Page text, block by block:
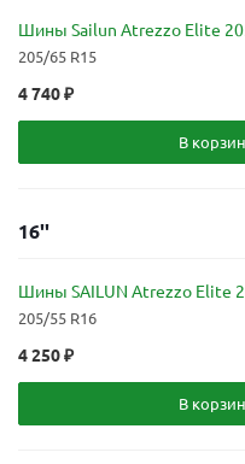
Шины Sailun Atrezzo Elite
205/65 R15
4 740₽
В
16''
Шины SAILUN Atrezzo Elite
205/55 R16
4 250₽
В